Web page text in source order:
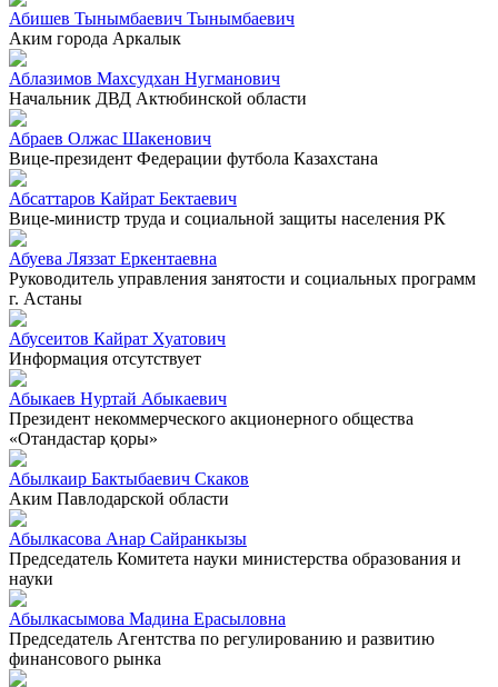
Абишев Тынымбаевич Тынымбаевич
Аким города Аркалык
Аблазимов Махсудхан Нугманович
Начальник ДВД Актюбинской области
Абраев Олжас Шакенович
Вице-президент Федерации футбола Казахстана
Абсаттаров Кайрат Бектаевич
Вице-министр труда и социальной защиты населения РК
Абуева Ляззат Еркентаевна
Руководитель управления занятости и социальных программ
г. Астаны
Абусеитов Кайрат Хуатович
Информация отсутствует
Абыкаев Нуртай Абыкаевич
Президент некоммерческого акционерного общества
«Отандастар қоры»
Абылкаир Бактыбаевич Скаков
Аким Павлодарской области
Абылкасова Анар Сайранкызы
Председатель Комитета науки министерства образования и
науки
Абылкасымова Мадина Ерасыловна
Председатель Агентства по регулированию и развитию
финансового рынка